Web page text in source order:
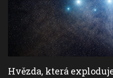
Hvězda, která